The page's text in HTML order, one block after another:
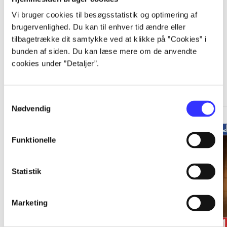
Vi bruger cookies til besøgsstatistik og optimering af
brugervenlighed. Du kan til enhver tid ændre eller
tilbagetrække dit samtykke ved at klikke på ”Cookies” i
bunden af siden. Du kan læse mere om de anvendte
cookies under ”Detaljer”.
Nødvendig
Funktionelle
Statistik
Marketing
A Telltale Games series